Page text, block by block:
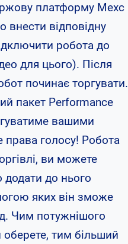
платформу Mexc
внести відповідну
робота до
для цього). Після
починає торгувати.
пакет Performance
вашими
голосу! Робота
ви можете
додати до нього
яких він зможе
Чим потужнішого
тим більший